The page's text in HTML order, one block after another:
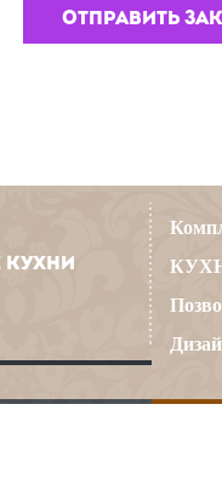
КУХНИ